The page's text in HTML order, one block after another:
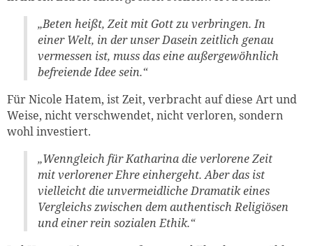
„Beten heißt, Zeit mit Gott zu verbringen. In
einer Welt, in der unser Dasein zeitlich genau
vermessen ist, muss das eine außergewöhnlich
befreiende Idee sein.“
Für Nicole Hatem, ist Zeit, verbracht auf diese Art und
Weise, nicht verschwendet, nicht verloren, sondern
wohl investiert.
„Wenngleich für Katharina die verlorene Zeit
mit verlorener Ehre einhergeht. Aber das ist
vielleicht die unvermeidliche Dramatik eines
Vergleichs zwischen dem authentisch Religiösen
und einer rein sozialen Ethik.“